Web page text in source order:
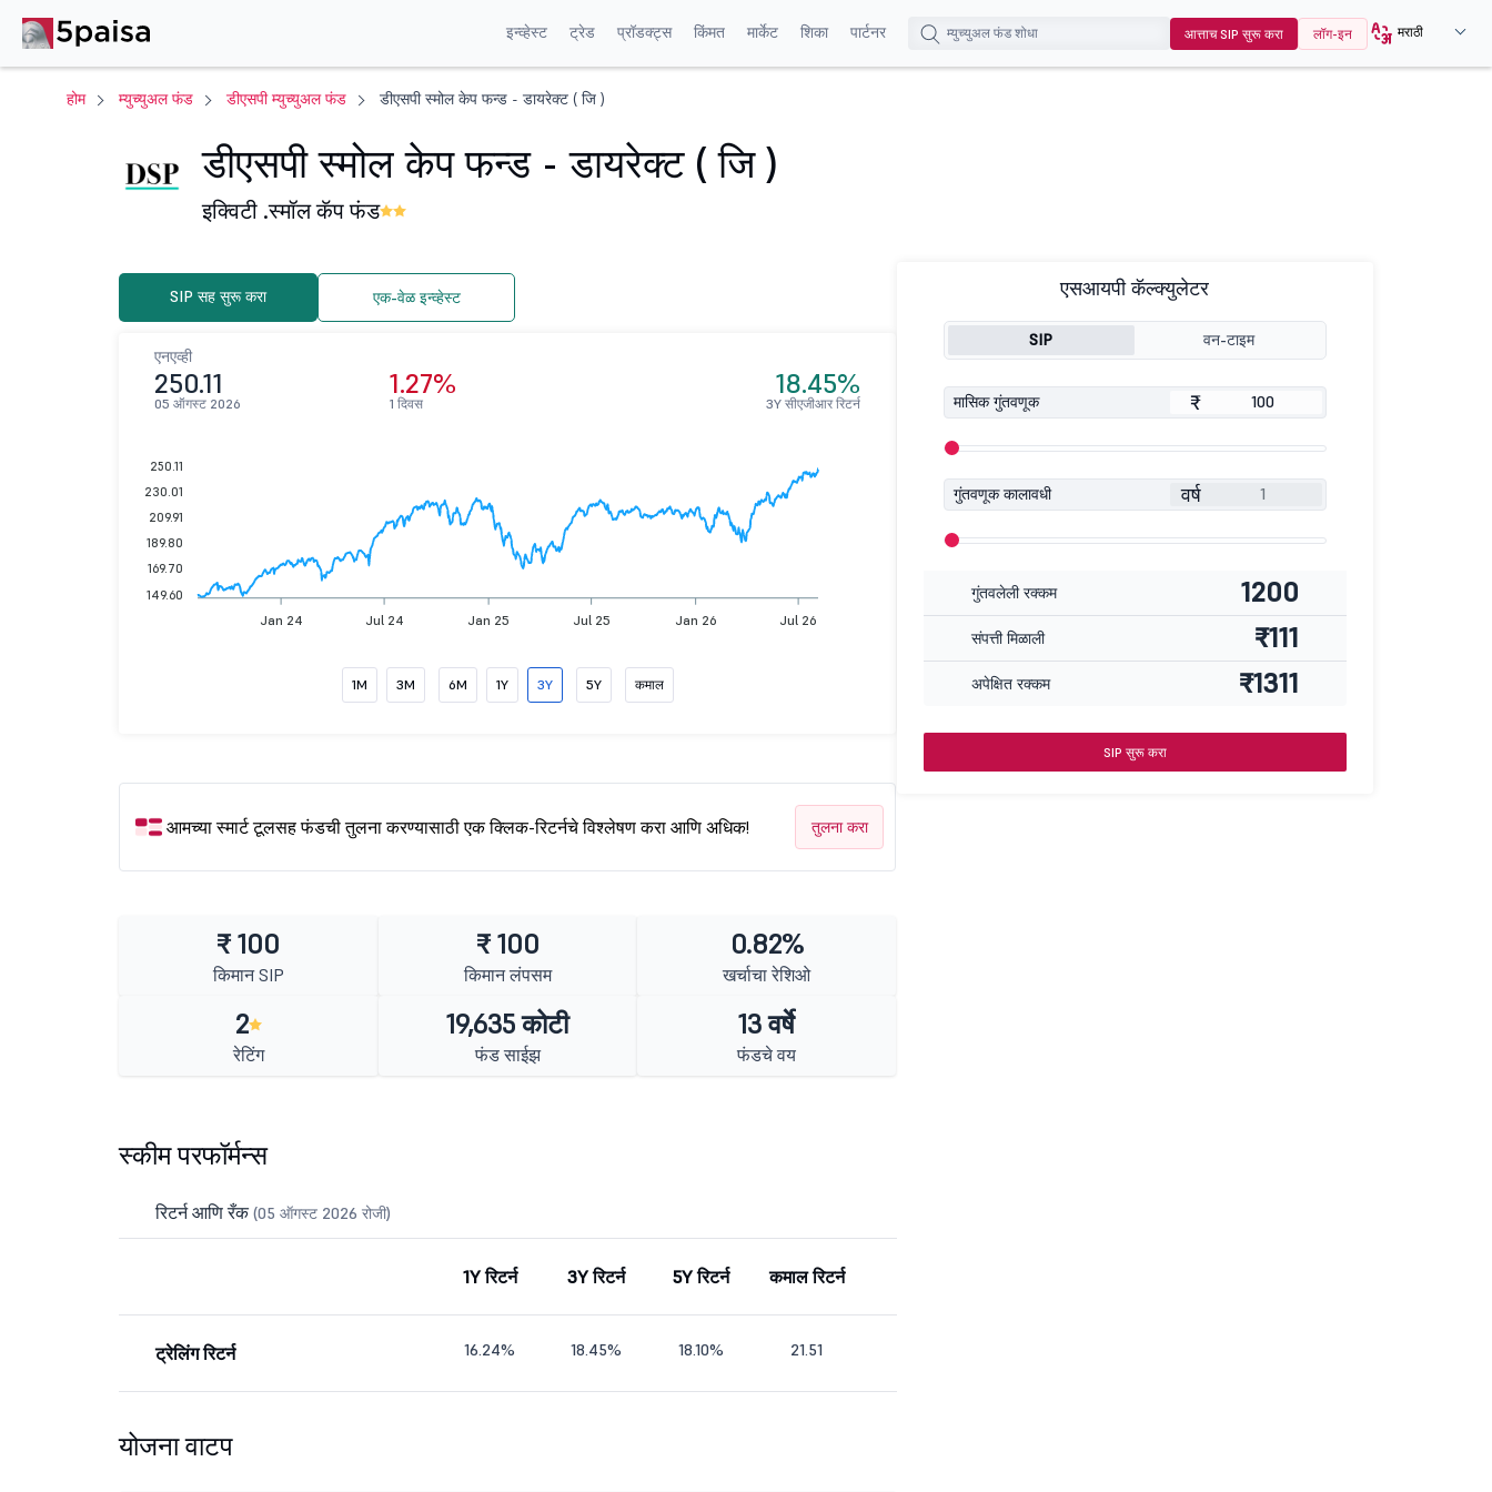
इन्व्हेस्ट ट्रेड प्रॉडक्ट्स किंमत मार्केट शिका पार्टनर आत्ताच SIP सुरू करा लॉग-इन मराठी
होम म्युच्युअल फंड डीएसपी म्युच्युअल फंड डीएसपी स्मोल केप फन्ड - डायरेक्ट ( जि )
डीएसपी स्मोल केप फन्ड - डायरेक्ट ( जि )
इक्विटी .स्मॉल कॅप फंड
SIP सह सुरू करा एक-वेळ इन्व्हेस्ट
एनएव्ही
250.11
05 ऑगस्ट 2026
1.27%
1 दिवस
18.45%
3Y सीएजीआर रिटर्न
Jan 24 Jul 24 Jan 25 Jul 25 Jan 26 Jul 26
250.11
230.01
209.91
189.80
169.70
149.60
1M 3M 6M 1Y 3Y 5Y कमाल
आमच्या स्मार्ट टूलसह फंडची तुलना करण्यासाठी एक क्लिक-रिटर्नचे विश्लेषण करा आणि अधिक! तुलना करा
₹ 100
किमान SIP
₹ 100
किमान लंपसम
0.82%
खर्चाचा रेशिओ
2
रेटिंग
19,635 कोटी
फंड साईझ
13 वर्षे
फंडचे वय
स्कीम परफॉर्मन्स
रिटर्न आणि रँक(05 ऑगस्ट 2026 रोजी)
1Y रिटर्न 3Y रिटर्न 5Y रिटर्न कमाल रिटर्न
ट्रेलिंग रिटर्न 16.24% 18.45% 18.10% 21.51
योजना वाटप
एसआयपी कॅल्क्युलेटर
SIP वन-टाइम
मासिक गुंतवणूक ₹
गुंतवणूक कालावधी वर्ष
गुंतवलेली रक्कम 1200
संपत्ती मिळाली ₹111
अपेक्षित रक्कम ₹1311
SIP सुरू करा